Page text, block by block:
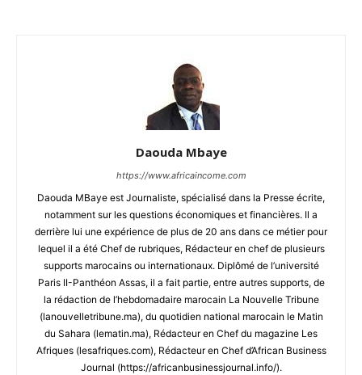
Daouda Mbaye
https://www.africaincome.com
Daouda MBaye est Journaliste, spécialisé dans la Presse écrite,
notamment sur les questions économiques et financières. Il a
derrière lui une expérience de plus de 20 ans dans ce métier pour
lequel il a été Chef de rubriques, Rédacteur en chef de plusieurs
supports marocains ou internationaux. Diplômé de l’université
Paris II-Panthéon Assas, il a fait partie, entre autres supports, de
la rédaction de l’hebdomadaire marocain La Nouvelle Tribune
(lanouvelletribune.ma), du quotidien national marocain le Matin
du Sahara (lematin.ma), Rédacteur en Chef du magazine Les
Afriques (lesafriques.com), Rédacteur en Chef d’African Business
Journal (https://africanbusinessjournal.info/).